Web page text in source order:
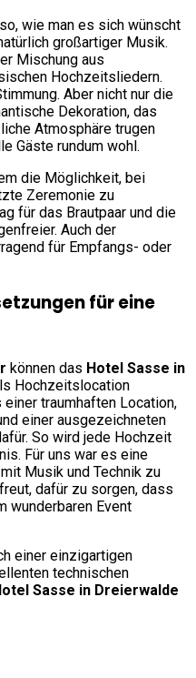
wie man es sich wünscht
großartiger Musik.
Mischung aus
Hochzeitsliedern.
Aber nicht nur die
Dekoration, das
Atmosphäre trugen
Gäste rundum wohl.
die Möglichkeit, bei
Zeremonie zu
für das Brautpaar und die
Auch der
für Empfangs- oder
für eine
können das Hotel Sasse in
Hochzeitslocation
traumhaften Location,
einer ausgezeichneten
So wird jede Hochzeit
Für uns war es eine
Musik und Technik zu
dafür zu sorgen, dass
wunderbaren Event
einer einzigartigen
technischen
Sasse in Dreierwalde